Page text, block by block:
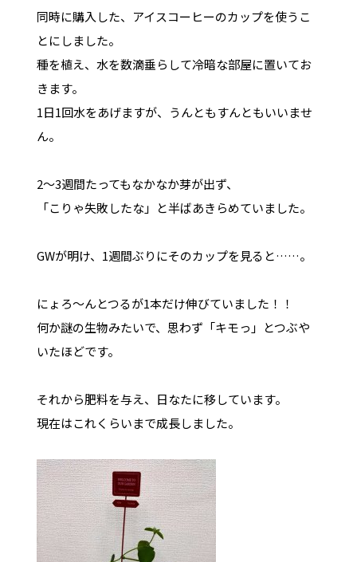
同時に購入した、アイスコーヒーのカップを使うこ
とにしました。
種を植え、水を数滴垂らして冷暗な部屋に置いてお
きます。
1日1回水をあげますが、うんともすんともいいませ
ん。
2～3週間たってもなかなか芽が出ず、
「こりゃ失敗したな」と半ばあきらめていました。
GWが明け、1週間ぶりにそのカップを見ると……。
にょろ～んとつるが1本だけ伸びていました！！
何か謎の生物みたいで、思わず「キモっ」とつぶや
いたほどです。
それから肥料を与え、日なたに移しています。
現在はこれくらいまで成長しました。